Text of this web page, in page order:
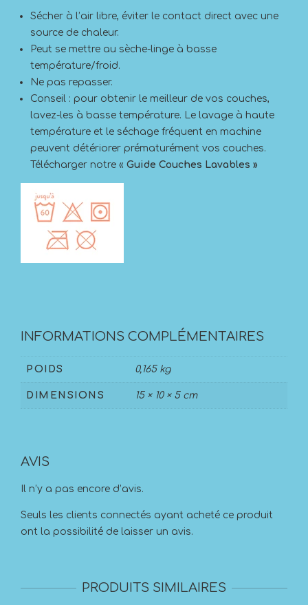
Sécher à l’air libre, éviter le contact direct avec une
source de chaleur.
Peut se mettre au sèche-linge à basse
température/froid.
Ne pas repasser.
Conseil : pour obtenir le meilleur de vos couches,
lavez-les à basse température. Le lavage à haute
température et le séchage fréquent en machine
peuvent détériorer prématurément vos couches.
Télécharger notre « Guide Couches Lavables »
INFORMATIONS COMPLÉMENTAIRES
POIDS 0,165 kg
DIMENSIONS 15 × 10 × 5 cm
AVIS
Il n’y a pas encore d’avis.
Seuls les clients connectés ayant acheté ce produit
ont la possibilité de laisser un avis.
PRODUITS SIMILAIRES